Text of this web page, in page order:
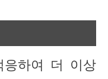
응하여 더 이상